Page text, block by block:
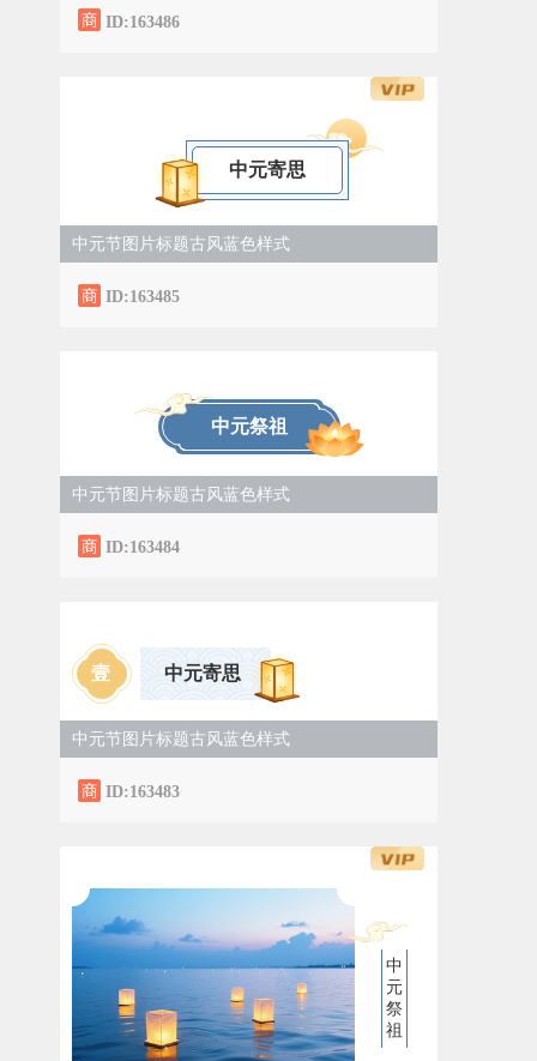
ID:163486
中元寄思
中元节图片标题古风蓝色样式
ID:163485
中元祭祖
中元节图片标题古风蓝色样式
ID:163484
壹 中元寄思
中元节图片标题古风蓝色样式
ID:163483
中
元
祭
祖